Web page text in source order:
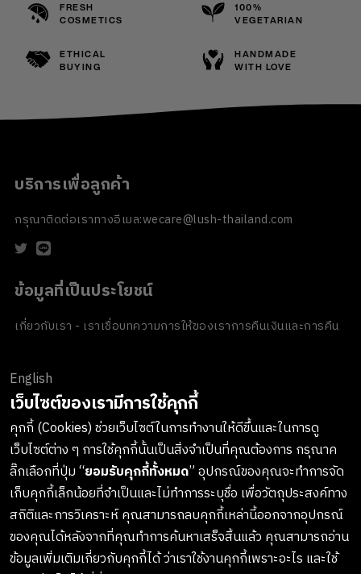
FRESH
COSMETICS
100%
VEGETARIAN
ETHICAL
BUYING
HANDMADE
WITH LOVE
บริการเพื่อลูกค้า
กรุณาติดต่อเราทางอีเมล:wecare@lush-thailand.com
ข้อมูลที่เป็นประโยชน์
เกี่ยวกับเรา - เราเชื่อบทความการให้ของเราการคืนเงินและการคืน
ช่องทางการชำระเงิน
ลงทะเบียนรับข่าวสารจาก LUSH
เกาะติดทุกการอัพเดทสินค้าใหม่ๆ กิจกรรมต่างๆและอื่นๆอีกมากมาย
ทางบริษัทจะไม่เปิดเผยหรือเผยแพร่ข้อมูลส่วนตัวของคุณให้แก่
บุคคลที่สาม และคุณสามารถกดยกเลิกรับข่าวสารได้ทุกเมื่อ
English
เว็บไซต์ของเรามีการใช้คุกกี้
คุกกี้ (Cookies) ช่วยเว็บไซต์ในการทำงานให้ดีขึ้นและในการดู
เว็บไซต์ต่าง ๆ การใช้คุกกี้นั้นเป็นสิ่งจำเป็นที่คุณต้องการ กรุณาค
ลิ๊กเลือกที่ปุ่ม “ยอมรับคุกกี้ทั้งหมด” อุปกรณ์ของคุณจะทำการจัด
เก็บคุกกี้เล็กน้อยที่จำเป็นและไม่ทำการระบุชื่อ เพื่อวัตถุประสงค์ทาง
สถิติและการวิเคราะห์ คุณสามารถลบคุกกี้เหล่านี้ออกจากอุปกรณ์
ของคุณได้หลังจากที่คุณทำการค้นหาเสร็จสิ้นแล้ว คุณสามารถอ่าน
ข้อมูลเพิ่มเติมเกี่ยวกับคุกกี้ได้ ว่าเราใช้งานคุกกี้เพราะอะไร และใช้